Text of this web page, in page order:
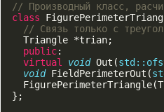
// Производный класс,
class
// Связь только с
    Triangle *trian;
public:
virtual
void Out(
void FieldPerimeterOut(
  };